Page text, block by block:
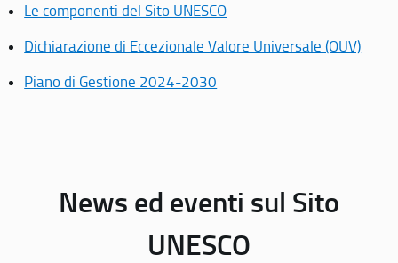
Le componenti del Sito UNESCO
Dichiarazione di Eccezionale Valore Universale (OUV)
Piano di Gestione 2024-2030
News ed eventi sul Sito
UNESCO